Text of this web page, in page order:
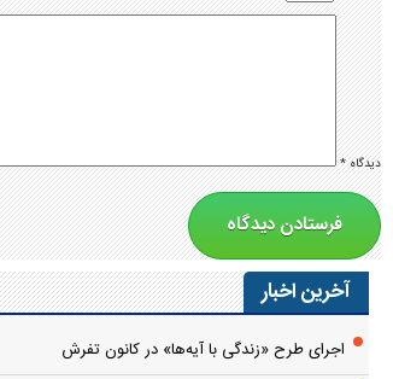
دیدگاه*
آخرین اخبار
اجرای طرح «زندگی با آیه‌ها» در کانون تفرش